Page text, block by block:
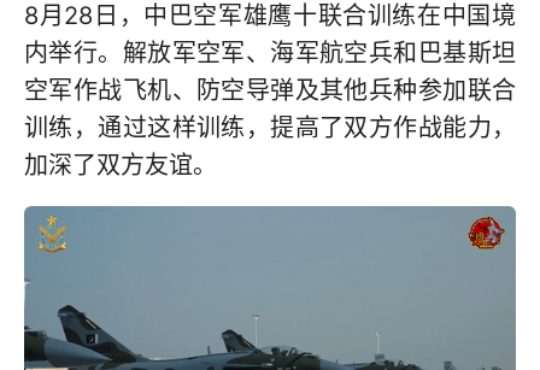
8月28日，中巴空军雄鹰十联合训练在中国境
内举行。解放军空军、海军航空兵和巴基斯坦
空军作战飞机、防空导弹及其他兵种参加联合
训练，通过这样训练，提高了双方作战能力，
加深了双方友谊。